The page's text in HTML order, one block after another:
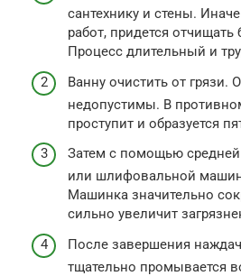
сантехнику и стены.
работ, придется отчищать
Процесс длительный и
Ванну очистить от грязи.
недопустимы. В
проступит и образуется
Затем с помощью
или шлифовальной
Машинка значительно
сильно увеличит
После завершения
тщательно промывается